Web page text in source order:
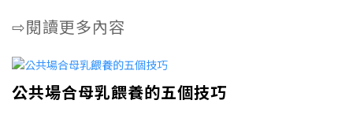
⇨閱讀更多內容
公共場合母乳餵養的五個技巧